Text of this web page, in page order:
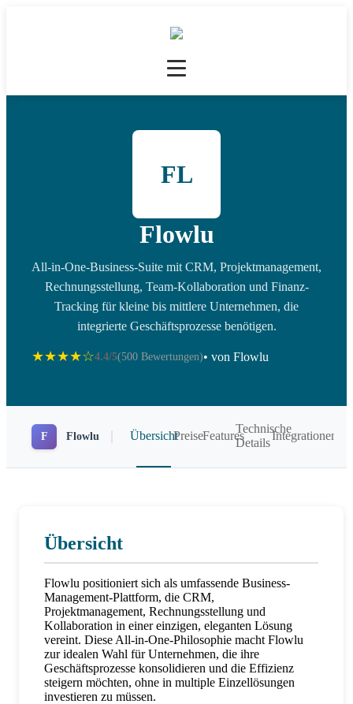
FL
Flowlu
All-in-One-Business-Suite mit CRM, Projektmanagement,
Rechnungsstellung, Team-Kollaboration und Finanz-
Tracking für kleine bis mittlere Unternehmen, die
integrierte Geschäftsprozesse benötigen.
★★★★☆4.4/5(500 Bewertungen)• von Flowlu
F Flowlu ÜbersichtPreiseFeatures
Technische
Details
Integrationen
Übersicht
Flowlu positioniert sich als umfassende Business-
Management-Plattform, die CRM,
Projektmanagement, Rechnungsstellung und
Kollaboration in einer einzigen, eleganten Lösung
vereint. Diese All-in-One-Philosophie macht Flowlu
zur idealen Wahl für Unternehmen, die ihre
Geschäftsprozesse konsolidieren und die Effizienz
steigern möchten, ohne in multiple Einzellösungen
investieren zu müssen.